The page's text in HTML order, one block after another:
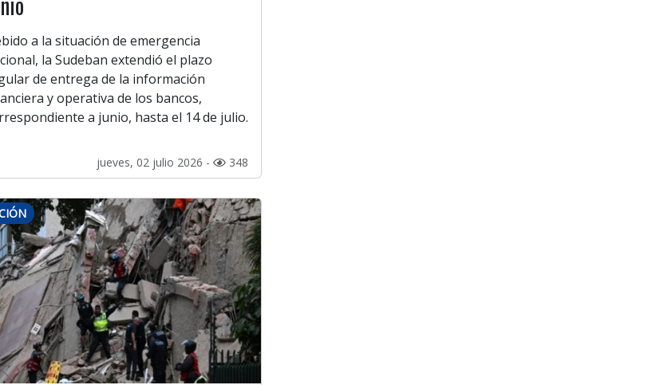
a la situación de emergencia
la Sudeban extendió el plazo
de entrega de la información
y operativa de los bancos,
a junio, hasta el 14 de julio.
jueves, 02 julio 2026 - 348